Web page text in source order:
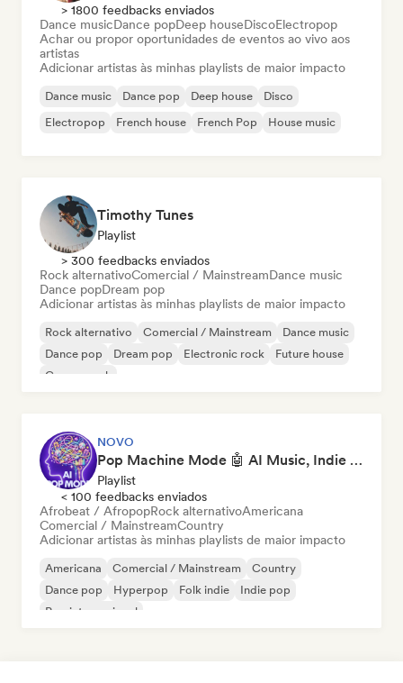
> 1800 feedbacks enviados
Dance musicDance popDeep houseDiscoElectropop
Achar ou propor oportunidades de eventos ao vivo aos
artistas
Adicionar artistas às minhas playlists de maior impacto
Dance music Dance pop Deep house
Disco
Electropop
French house French Pop House music
Timothy Tunes
Playlist
> 300 feedbacks enviados
Rock alternativoComercial / MainstreamDance music
Dance popDream pop
Adicionar artistas às minhas playlists de maior impacto
Rock alternativo Comercial / Mainstream
Dance music
Dance pop
Dream pop Electronic rock
Future house
Garage rock
NOVO
Pop Machine Mode 🤖 AI Music, Indie Pop & Dream Pop
Playlist
< 100 feedbacks enviados
Afrobeat / AfropopRock alternativoAmericana
Comercial / MainstreamCountry
Adicionar artistas às minhas playlists de maior impacto
Americana Comercial / Mainstream
Country
Dance pop
Hyperpop Folk indie
Indie pop
Pop internacional